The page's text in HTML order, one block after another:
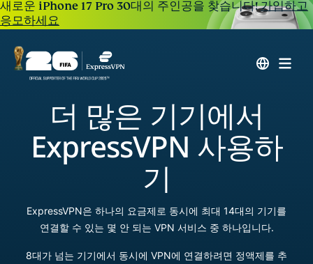
새로운 iPhone 17 Pro 30대의 주인공을 찾습니다!가입하고
응모하세요
더 많은 기기에서
ExpressVPN 사용하
기
ExpressVPN은 하나의 요금제로 동시에 최대 14대의 기기를
연결할 수 있는 몇 안 되는 VPN 서비스 중 하나입니다.
8대가 넘는 기기에서 동시에 VPN에 연결하려면 정액제를 추